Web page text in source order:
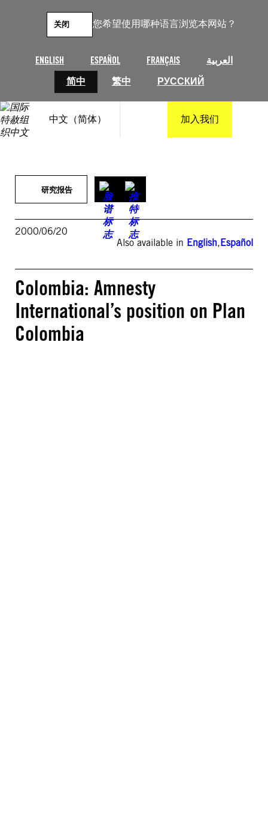
您希望使用哪种语言浏览本网站？
ENGLISH ESPAÑOL FRANÇAIS
العربية
简中
繁中 РУССКИЙ
关闭
中文（简体） 加入我们
研究报告
2000/06/20
Also available in English,Español
Colombia: Amnesty
International’s position on Plan
Colombia